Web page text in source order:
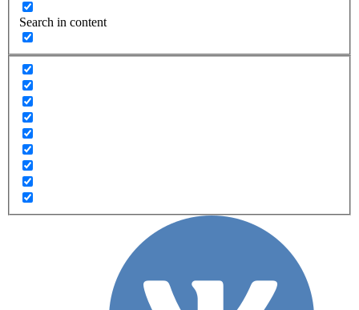
Search in content